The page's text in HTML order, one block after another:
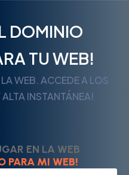
DOMINIO
TU WEB!
WEB. ACCEDE A LOS
INSTANTÁNEA!
EN LA WEB
PARA MI WEB!